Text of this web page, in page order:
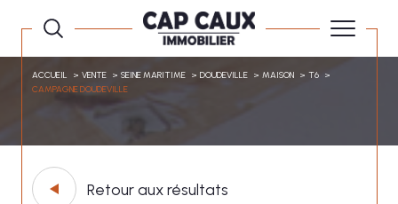
ACCUEIL VENTE SEINE MARITIME DOUDEVILLE MAISON
T6
CAMPAGNE DOUDEVILLE
Retour aux résultats